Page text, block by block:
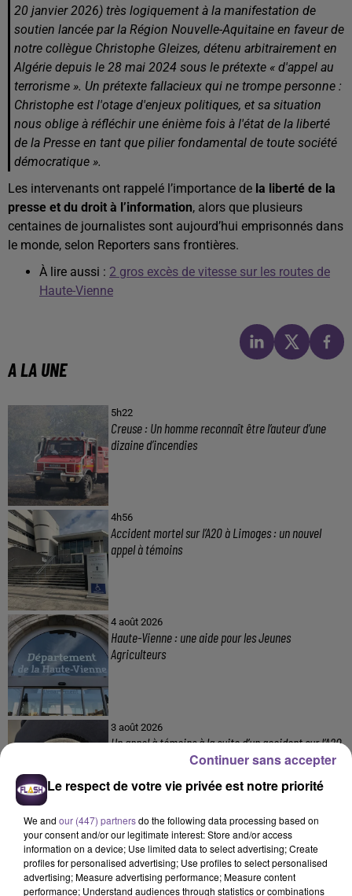
20 janvier 2026) très logiquement à la manifestation de
soutien lancée par la Région Nouvelle-Aquitaine en faveur de
notre collègue Christophe Gleizes, détenu arbitrairement en
Algérie depuis le 28 mai 2024 sous le prétexte « d'appel au
terrorisme ». Un prétexte fallacieux qui ne trompe personne :
Christophe est l'otage d'enjeux politiques, et sa situation
nous oblige à réfléchir une énième fois à l'état de la liberté
de la Presse en tant que pilier fondamental de toute société
démocratique ».
Les intervenants ont rappelé l’importance de la liberté de la
presse et du droit à l’information, alors que plusieurs
centaines de journalistes sont aujourd’hui emprisonnés dans
le monde, selon Reporters sans frontières.
À lire aussi : 2 gros excès de vitesse sur les routes de
Haute-Vienne
A LA UNE
5h22
Creuse : Un homme reconnaît être l’auteur d’une
dizaine d’incendies
4h56
Accident mortel sur l’A20 à Limoges : un nouvel
appel à témoins
4 août 2026
Haute-Vienne : une aide pour les Jeunes
Agriculteurs
3 août 2026
Un appel à témoins à la suite d’un accident sur l’A20
Le respect de votre vie privée est notre priorité
We and our (447) partnersdo the following data processing based on
your consent and/or our legitimate interest: Store and/or access
information on a device; Use limited data to select advertising; Create
profiles for personalised advertising; Use profiles to select personalised
advertising; Measure advertising performance; Measure content
performance; Understand audiences through statistics or combinations
Continuer sans accepter